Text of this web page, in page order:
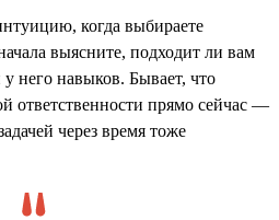
когда выбираете
выясните, подходит ли вам
него навыков. Бывает, что
ответственности прямо сейчас —
через время тоже